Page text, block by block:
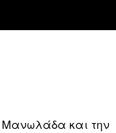
Μανωλάδα και την